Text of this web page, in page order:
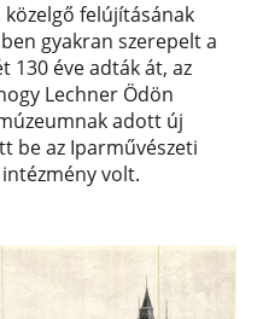
felújításának
gyakran szerepelt a
130 éve adták át, az
Lechner Ödön
adott új
be az Iparművészeti
volt.